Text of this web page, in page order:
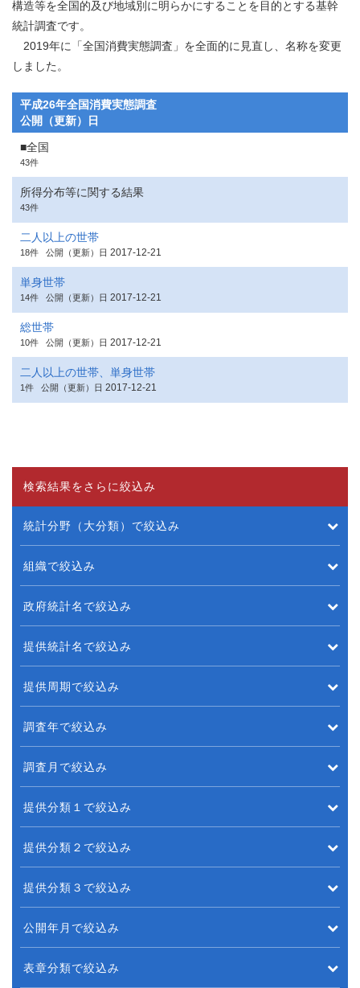
構造等を全国的及び地域別に明らかにすることを目的とする基幹
統計調査です。
2019年に「全国消費実態調査」を全面的に見直し、名称を変更
しました。
平成26年全国消費実態調査
公開（更新）日
■全国
43件
所得分布等に関する結果
43件
二人以上の世帯
18件 公開（更新）日 2017-12-21
単身世帯
14件 公開（更新）日 2017-12-21
総世帯
10件 公開（更新）日 2017-12-21
二人以上の世帯、単身世帯
1件 公開（更新）日 2017-12-21
検索結果をさらに絞込み
統計分野（大分類）で絞込み
組織で絞込み
政府統計名で絞込み
提供統計名で絞込み
提供周期で絞込み
調査年で絞込み
調査月で絞込み
提供分類１で絞込み
提供分類２で絞込み
提供分類３で絞込み
公開年月で絞込み
表章分類で絞込み